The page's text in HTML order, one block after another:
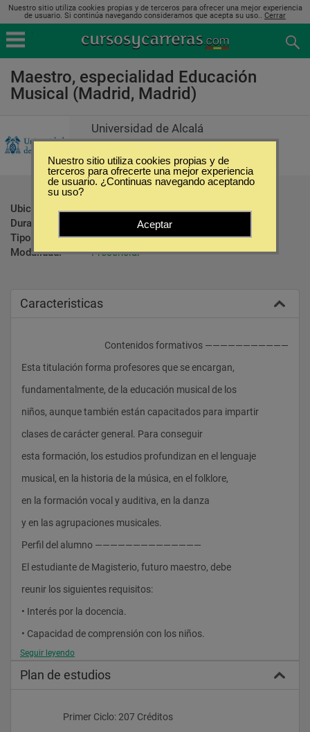
Nuestro sitio utiliza cookies propias y de terceros para ofrecer una mejor experiencia
de usuario. Si continúa navegando consideramos que acepta su uso.. Cerrar
Maestro, especialidad Educación
Musical (Madrid, Madrid)
Universidad de Alcalá
Ubicación:
Madrid - Madrid
Duración:
Tipo:
Carreras Universitarias
Modalidad:
Presencial
Caracteristicas
					Contenidos formativos ———————————
Esta titulación forma profesores que se encargan,
fundamentalmente, de la educación musical de los
niños, aunque también están capacitados para impartir
clases de carácter general. Para conseguir
esta formación, los estudios profundizan en el lenguaje
musical, en la historia de la música, en el folklore,
en la formación vocal y auditiva, en la danza
y en las agrupaciones musicales.
Perfil del alumno ——————————————
El estudiante de Magisterio, futuro maestro, debe
reunir los siguientes requisitos:
• Interés por la docencia.
• Capacidad de comprensión con los niños.
• Paciencia, tolerancia y flexibilidad.
• Capacidad de: análisis, atención, percepción,
• Buena memoria y creatividad.
Seguir leyendo
Plan de estudios
                    Primer Ciclo: 207 Créditos
Nuestro sitio utiliza cookies propias y de
terceros para ofrecerte una mejor experiencia
de usuario. ¿Continuas navegando aceptando
su uso?
Aceptar